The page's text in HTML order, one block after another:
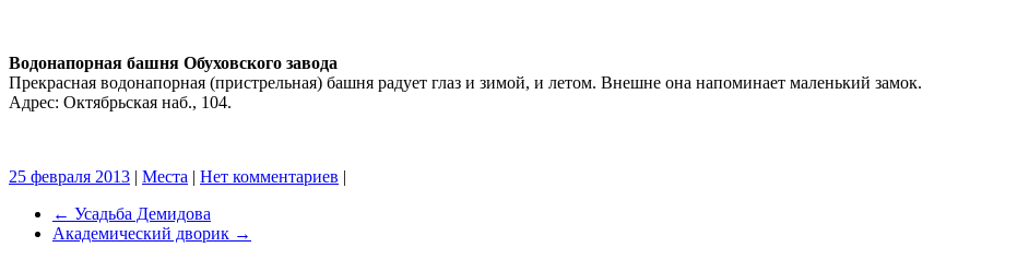
Водонапорная башня Обуховского завода
Прекрасная водонапорная (пристрельная) башня радует глаз и зимой, и летом. Внешне она напоминает маленький замок.
Адрес: Октябрьская наб., 104.
25 февраля 2013 | Места | Нет комментариев |
← Усадьба Демидова
Академический дворик →